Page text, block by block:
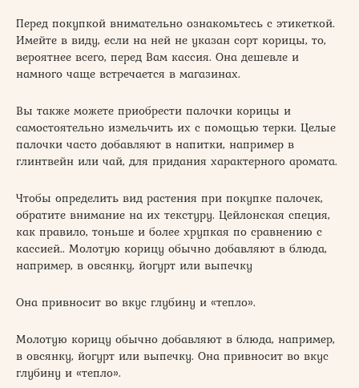
Перед покупкой внимательно ознакомьтесь с этикеткой.
Имейте в виду, если на ней не указан сорт корицы, то,
вероятнее всего, перед Вам кассия. Она дешевле и
намного чаще встречается в магазинах.
Вы также можете приобрести палочки корицы и
самостоятельно измельчить их с помощью терки. Целые
палочки часто добавляют в напитки, например в
глинтвейн или чай, для придания характерного аромата.
Чтобы определить вид растения при покупке палочек,
обратите внимание на их текстуру. Цейлонская специя,
как правило, тоньше и более хрупкая по сравнению с
кассией.. Молотую корицу обычно добавляют в блюда,
например, в овсянку, йогурт или выпечку
Она привносит во вкус глубину и «тепло».
Молотую корицу обычно добавляют в блюда, например,
в овсянку, йогурт или выпечку. Она привносит во вкус
глубину и «тепло».